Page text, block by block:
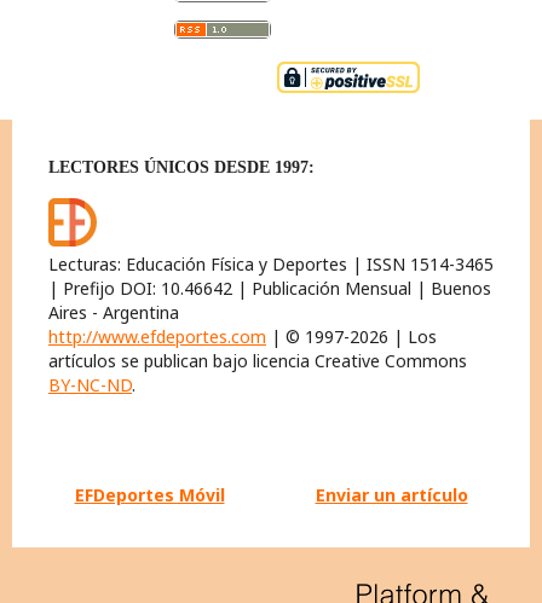
LECTORES ÚNICOS DESDE 1997:
Lecturas: Educación Física y Deportes | ISSN 1514-3465
| Prefijo DOI: 10.46642 | Publicación Mensual | Buenos
Aires - Argentina
http://www.efdeportes.com | © 1997-2026 | Los
artículos se publican bajo licencia Creative Commons
BY-NC-ND.
EFDeportes Móvil Enviar un artículo